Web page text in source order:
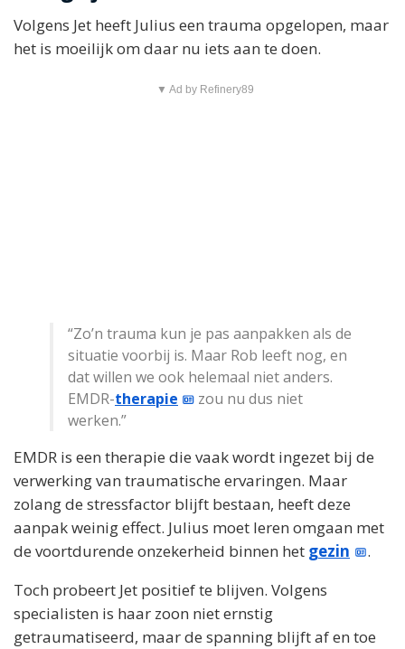
Volgens Jet heeft Julius een trauma opgelopen, maar
het is moeilijk om daar nu iets aan te doen.
▼ Ad by Refinery89
“Zo’n trauma kun je pas aanpakken als de
situatie voorbij is. Maar Rob leeft nog, en
dat willen we ook helemaal niet anders.
EMDR-therapie
zou nu dus niet
werken.”
EMDR is een therapie die vaak wordt ingezet bij de
verwerking van traumatische ervaringen. Maar
zolang de stressfactor blijft bestaan, heeft deze
aanpak weinig effect. Julius moet leren omgaan met
de voortdurende onzekerheid binnen het gezin
.
Toch probeert Jet positief te blijven. Volgens
specialisten is haar zoon niet ernstig
getraumatiseerd, maar de spanning blijft af en toe